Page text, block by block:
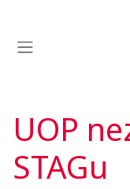
UOP
STAGu